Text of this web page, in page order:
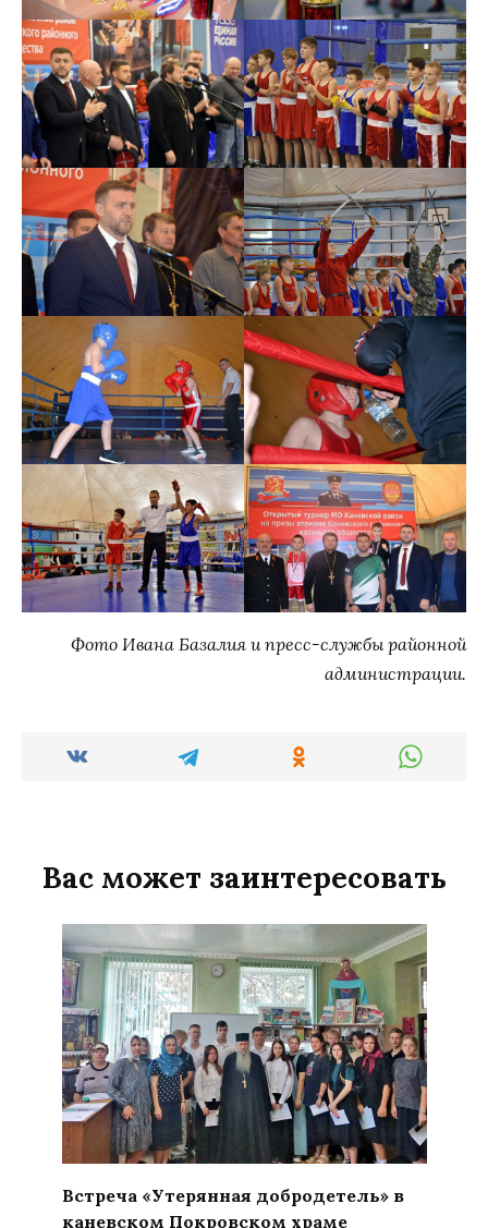
Фото Ивана Базалия и пресс-службы районной
администрации.
Вас может заинтересовать
Встреча «Утерянная добродетель» в
каневском Покровском храме